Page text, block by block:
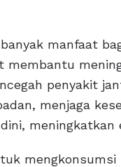
manfaat
membantu
penyakit
menjaga